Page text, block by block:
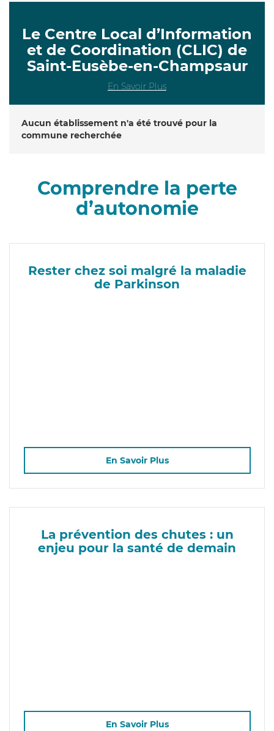
Le Centre Local d’Information
et de Coordination (CLIC) de
Saint-Eusèbe-en-Champsaur
En Savoir Plus
Aucun établissement n'a été trouvé pour la
commune recherchée
Comprendre la perte
d’autonomie
Rester chez soi malgré la maladie
de Parkinson
En Savoir Plus
La prévention des chutes : un
enjeu pour la santé de demain
En Savoir Plus